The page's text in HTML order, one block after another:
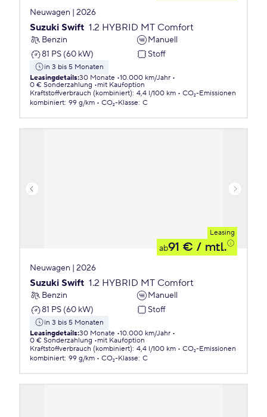
Neuwagen | 2026
Suzuki Swift 1.2 HYBRID MT Comfort
Benzin
Manuell
81 PS (60 kW)
Stoff
in 3 bis 5 Monaten
Leasingdetails:30 Monate 10.000 km/Jahr
0 € Sonderzahlung
mit Kaufoption
Kraftstoffverbrauch (kombiniert): 4,4 l/100 km
CO₂-Emissionen
kombiniert: 99 g/km CO₂-Klasse: C
Leasing
ab91 € / mtl.
Neuwagen | 2026
Suzuki Swift 1.2 HYBRID MT Comfort
Benzin
Manuell
81 PS (60 kW)
Stoff
in 3 bis 5 Monaten
Leasingdetails:30 Monate 10.000 km/Jahr
0 € Sonderzahlung
mit Kaufoption
Kraftstoffverbrauch (kombiniert): 4,4 l/100 km
CO₂-Emissionen
kombiniert: 99 g/km CO₂-Klasse: C